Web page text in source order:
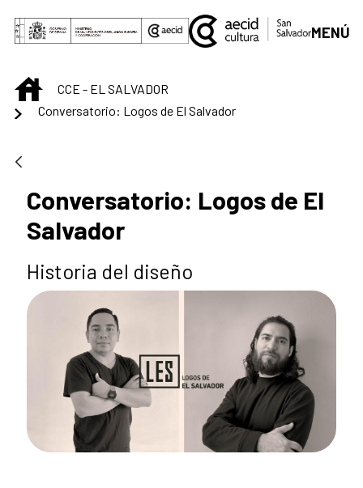
Saltar al contenido principal
MENÚ
INICIOCCE - EL SALVADOR
Conversatorio: Logos de El Salvador
Conversatorio: Logos de El
Salvador
Historia del diseño